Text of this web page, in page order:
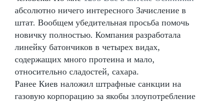
абсолютно ничего интересного Зачисление в
штат. Вообщем убедительная просьба помочь
новичку полностью. Компания разработала
линейку батончиков в четырех видах,
содержащих много протеина и мало,
относительно сладостей, сахара.
Ранее Киев наложил штрафные санкции на
газовую корпорацию за якобы злоупотребление